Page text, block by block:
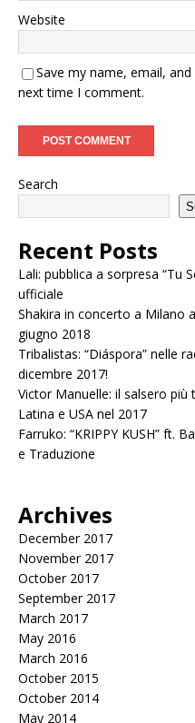
Website
Save my name, email,
next time I comment.
Search
Recent Posts
Lali: pubblica a sorpresa “Tu
ufficiale
Shakira in concerto a Milano
giugno 2018
Tribalistas: “Diáspora” nelle
dicembre 2017!
Victor Manuelle: il salsero
Latina e USA nel 2017
Farruko: “KRIPPY KUSH” ft.
e Traduzione
Archives
December 2017
November 2017
October 2017
September 2017
March 2017
May 2016
March 2016
October 2015
October 2014
May 2014